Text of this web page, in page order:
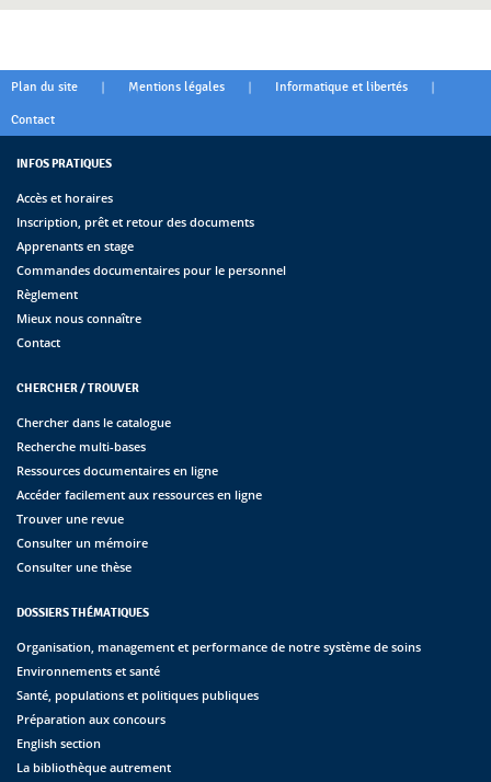
Plan du site | Mentions légales | Informatique et libertés |
Contact
INFOS PRATIQUES
Accès et horaires
Inscription, prêt et retour des documents
Apprenants en stage
Commandes documentaires pour le personnel
Règlement
Mieux nous connaître
Contact
CHERCHER / TROUVER
Chercher dans le catalogue
Recherche multi-bases
Ressources documentaires en ligne
Accéder facilement aux ressources en ligne
Trouver une revue
Consulter un mémoire
Consulter une thèse
DOSSIERS THÉMATIQUES
Organisation, management et performance de notre système de soins
Environnements et santé
Santé, populations et politiques publiques
Préparation aux concours
English section
La bibliothèque autrement